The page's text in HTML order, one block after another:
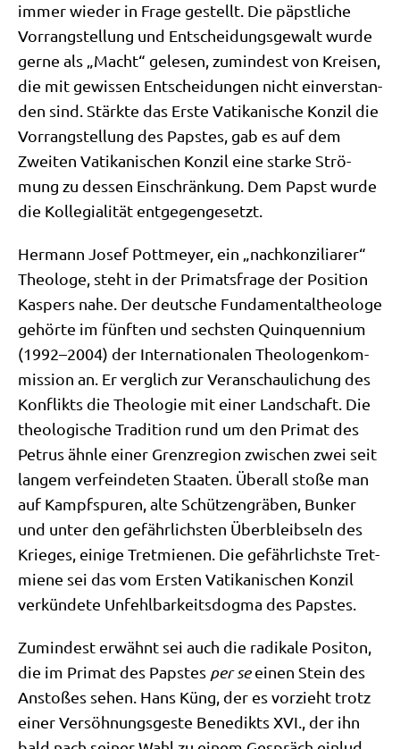
immer wie­der in Fra­ge gestellt. Die päpst­li­che
Vor­rang­stel­lung und Ent­schei­dungs­ge­walt wur­de
ger­ne als „Macht“ gele­sen, zumin­dest von Krei­sen,
die mit gewis­sen Ent­schei­dun­gen nicht ein­ver­stan­
den sind. Stärk­te das Erste Vati­ka­ni­sche Kon­zil die
Vor­rang­stel­lung des Pap­stes, gab es auf dem
Zwei­ten Vati­ka­ni­schen Kon­zil eine star­ke Strö­
mung zu des­sen Ein­schrän­kung. Dem Papst wur­de
die Kol­le­gia­li­tät entgegengesetzt.
Her­mann Josef Pott­mey­er, ein „nach­kon­zi­lia­rer“
Theo­lo­ge, steht in der Pri­mats­fra­ge der Posi­ti­on
Kas­pers nahe. Der deut­sche Fun­da­men­tal­theo­lo­ge
gehör­te im fünf­ten und sech­sten Quin­qu­en­ni­um
(1992–2004) der Inter­na­tio­na­len Theo­lo­gen­kom­
mis­si­on an. Er ver­glich zur Ver­an­schau­li­chung des
Kon­flikts die Theo­lo­gie mit einer Land­schaft. Die
theo­lo­gi­sche Tra­di­ti­on rund um den Pri­mat des
Petrus ähn­le einer Grenz­re­gi­on zwi­schen zwei seit
lan­gem ver­fein­de­ten Staa­ten. Über­all sto­ße man
auf Kampf­spu­ren, alte Schüt­zen­grä­ben, Bun­ker
und unter den gefähr­lich­sten Über­bleib­seln des
Krie­ges, eini­ge Tret­mie­nen. Die gefähr­lich­ste Tret­
mie­ne sei das vom Ersten Vati­ka­ni­schen Kon­zil
ver­kün­de­te Unfehl­bar­keits­dog­ma des Papstes.
Zumin­dest erwähnt sei auch die radi­ka­le Posi­ton,
die im Pri­mat des Pap­stes per seeinen Stein des
Ansto­ßes sehen. Hans Küng, der es vor­zieht trotz
einer Ver­söh­nungs­ge­ste Bene­dikts XVI., der ihn